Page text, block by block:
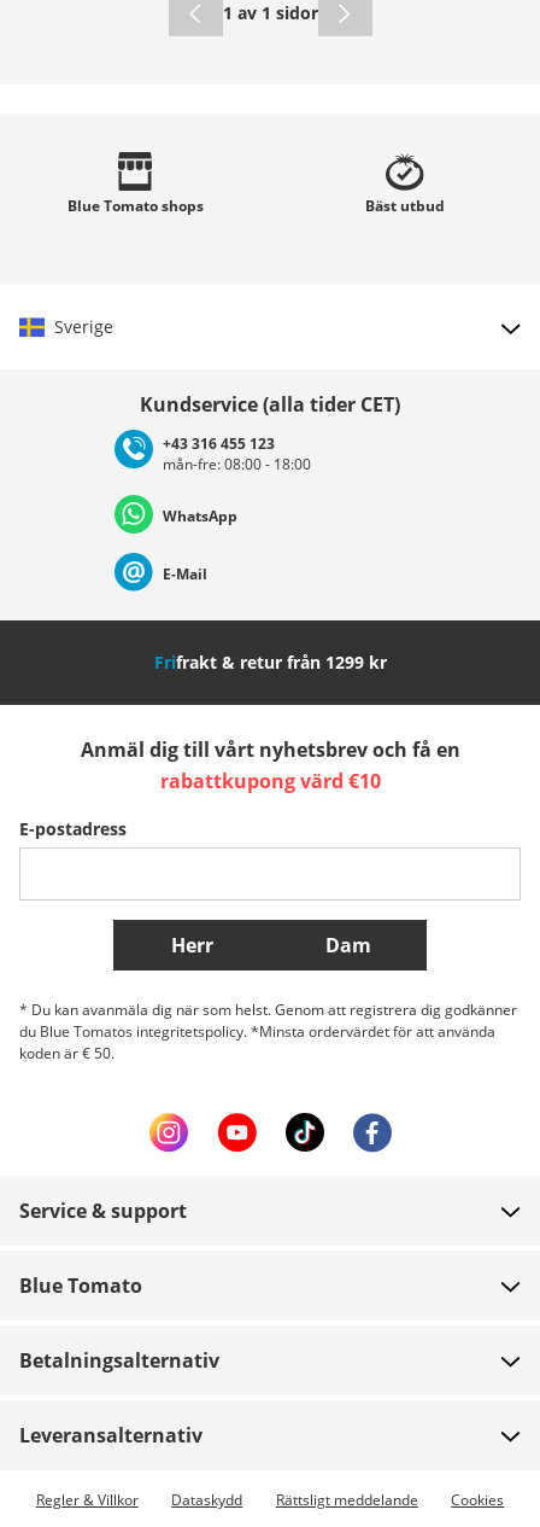
1 av 1 sidor
Blue Tomatoshops Bäst utbud
Sverige
Deutschland Österreich
Nederland Italia (Italiano) Italien (Deutsch)
België (Nederlands)
Belgique (Français) Danmark Norge
Fler länder
Kundservice (alla tider CET)
+43 316 455 123
mån-fre: 08:00 - 18:00
WhatsApp
E-Mail
Frifrakt & retur från 1299 kr
Anmäl dig till vårt nyhetsbrev och få en
rabattkupong värd €10
E-postadress
Herr Dam
* Du kan avanmäla dig när som helst. Genom att registrera dig godkänner
du Blue Tomatos integritetspolicy. *Minsta ordervärdet för att använda
koden är € 50.
Service & support
Betalning
Returer
Spåra beställning
Blue Tomato
Blue World
Betalningsalternativ
Leveransalternativ
Expressleverans tillgänglig
Regler & Villkor Dataskydd Rättsligt meddelande Cookies